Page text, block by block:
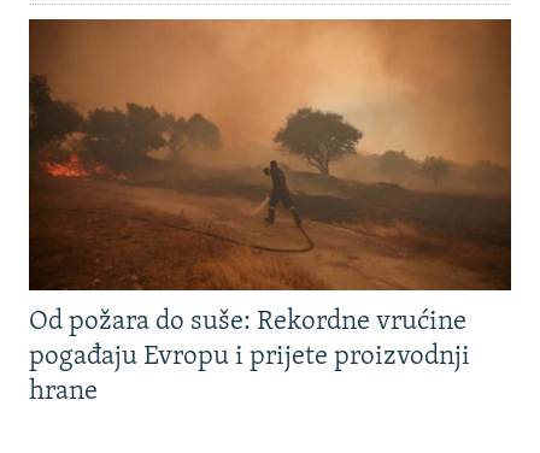
Od požara do suše: Rekordne vrućine
pogađaju Evropu i prijete proizvodnji
hrane